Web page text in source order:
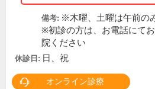
備考: ※木曜、土曜は午前の
※初診の方は、お電話にて
院ください
休診日: 日、祝
オンライン診療